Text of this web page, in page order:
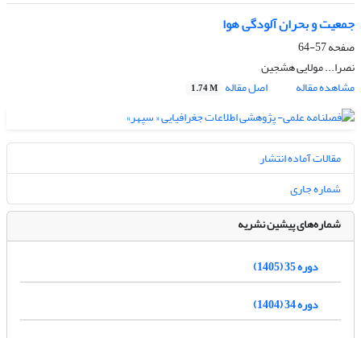
جمعیت و بحران آلودگی هوا
صفحه57-64
نصرا... مولایی هشجین
مشاهده مقاله
اصل مقاله 1.74 M
مقالات آماده انتشار
شماره جاری
شماره‌های پیشین نشریه
دوره 35 (1405)
دوره 34 (1404)